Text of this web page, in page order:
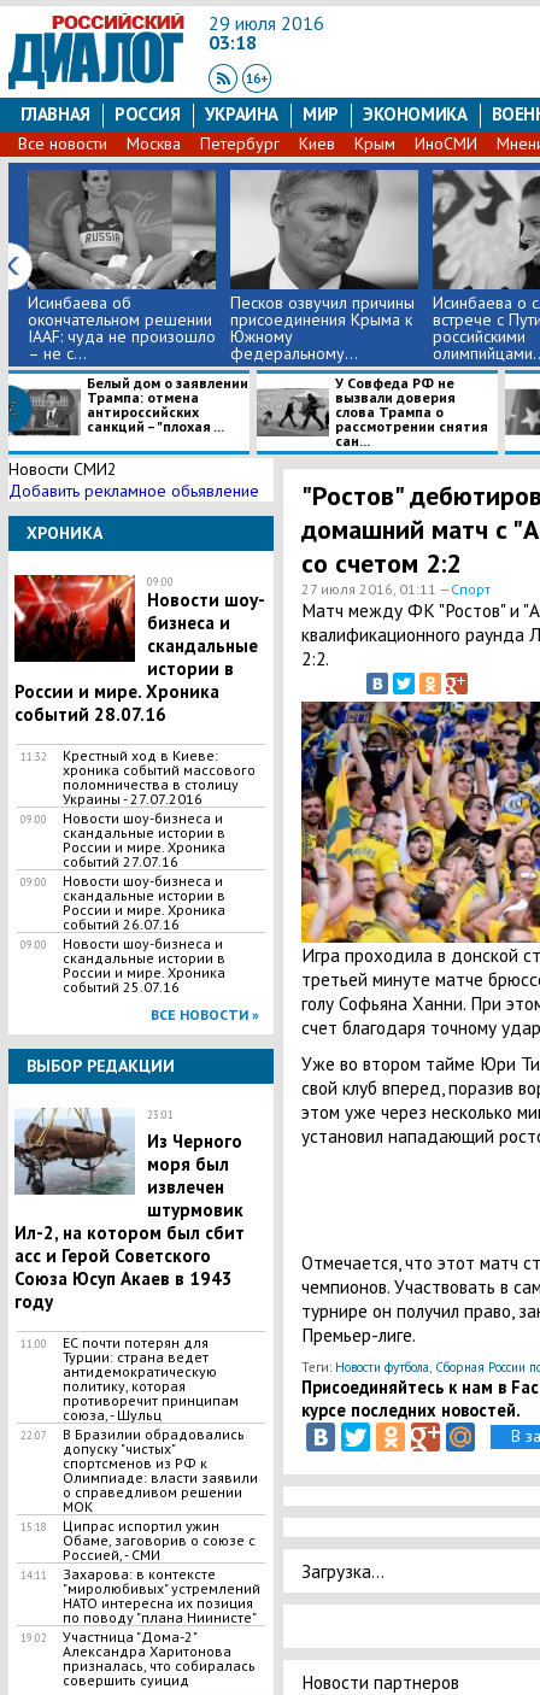
29 июля 2016
03:18
ГЛАВНАЯ РОССИЯ УКРАИНА МИР ЭКОНОМИКА
Все новости Москва Петербург Киев Крым ИноСМИ
Исинбаева об
окончательном решении
IAAF: чуда не произошло
– не с...
​Песков озвучил причины
присоединения Крыма к
Южному
федеральному...
Исинбаева о
встрече с
российскими
Белый дом о заявлении
Трампа: отмена
антироссийских
санкций – "плохая ...
У Совфеда РФ не
вызвали доверия
слова Трампа о
рассмотрении снятия
сан...
Новости СМИ2
Добавить рекламное обьявление
ХРОНИКА
09:00
Новости шоу-
бизнеса и
скандальные
истории в
России и мире. Хроника
событий 28.07.16
11:32
Крестный ход в Киеве:
хроника событий массового
поломничества в столицу
Украины - 27.07.2016
09:00
Новости шоу-бизнеса и
скандальные истории в
России и мире. Хроника
событий 27.07.16
09:00
Новости шоу-бизнеса и
скандальные истории в
России и мире. Хроника
событий 26.07.16
09:00
Новости шоу-бизнеса и
скандальные истории в
России и мире. Хроника
событий 25.07.16
ВСЕ НОВОСТИ »
ВЫБОР РЕДАКЦИИ
23:01
Из Черного
моря был
извлечен
штурмовик
Ил-2, на котором был сбит
асс и Герой Советского
Союза Юсуп Акаев в 1943
году
11:00
ЕС почти потерян для
Турции: страна ведет
антидемократическую
политику, которая
противоречит принципам
союза, - Шульц
22:07
В Бразилии обрадовались
допуску "чистых"
спортсменов из РФ к
Олимпиаде: власти заявили
о справедливом решении
МОК
15:18
Ципрас испортил ужин
Обаме, заговорив о союзе с
Россией, - СМИ
14:11
Захарова: в контексте
"миролюбивых" устремлений
НАТО интересна их позиция
по поводу "плана Ниинисте"
19:02
Участница "Дома-2"
Александра Харитонова
призналась, что собиралась
совершить суицид
"Ростов"
домашний матч с
со счетом 2:2
27 июля 2016, 01:11 —Спорт
Матч между ФК "Ростов" и
квалификационного раунда
2:2.
Игра проходила в донской
третьей минуте матче
голу Софьяна Ханни. При
счет благодаря точному
Уже во втором тайме Юри
свой клуб вперед, поразив
этом уже через несколько
установил нападающий
Отмечается, что этот матч
чемпионов. Участвовать в
турнире он получил право,
Премьер-лиге.
Теги: Новости футбола Сборная России
Присоединяйтесь к нам в
курсе последних новостей.
В
Загрузка...
Новости партнеров